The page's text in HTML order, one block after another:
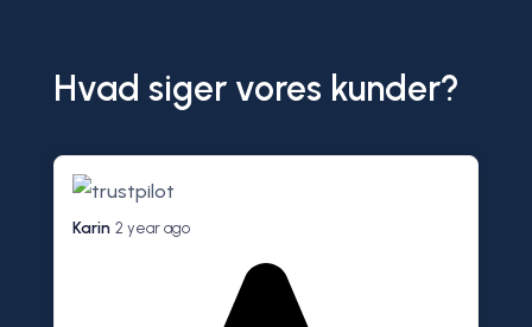
Hvad siger vores kunder?
Karin 2 year ago